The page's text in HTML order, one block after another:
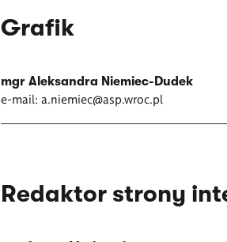
Grafik
mgr Aleksandra Niemiec-Dudek
e-mail: a.niemiec@asp.wroc.pl
Redaktor strony